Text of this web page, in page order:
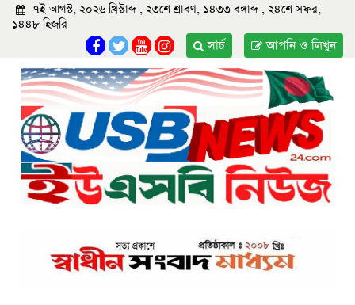
৭ই আগস্ট, ২০২৬ খ্রিস্টাব্দ , ২৩শে শ্রাবণ, ১৪৩৩ বঙ্গাব্দ , ২৪শে সফর,
১৪৪৮ হিজরি
আপনি ও লিখুন
সার্চ